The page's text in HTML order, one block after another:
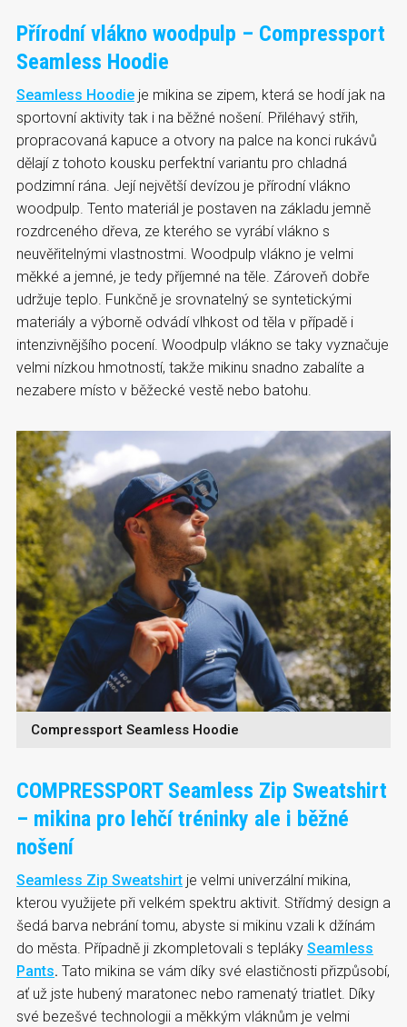
Přírodní vlákno woodpulp – Compressport
Seamless Hoodie
Seamless Hoodie je mikina se zipem, která se hodí jak na
sportovní aktivity tak i na běžné nošení. Přiléhavý střih,
propracovaná kapuce a otvory na palce na konci rukávů
dělají z tohoto kousku perfektní variantu pro chladná
podzimní rána. Její největší devízou je přírodní vlákno
woodpulp. Tento materiál je postaven na základu jemně
rozdrceného dřeva, ze kterého se vyrábí vlákno s
neuvěřitelnými vlastnostmi. Woodpulp vlákno je velmi
měkké a jemné, je tedy příjemné na těle. Zároveň dobře
udržuje teplo. Funkčně je srovnatelný se syntetickými
materiály a výborně odvádí vlhkost od těla v případě i
intenzivnějšího pocení. Woodpulp vlákno se taky vyznačuje
velmi nízkou hmotností, takže mikinu snadno zabalíte a
nezabere místo v běžecké vestě nebo batohu.
Compressport Seamless Hoodie
COMPRESSPORT Seamless Zip Sweatshirt
– mikina pro lehčí tréninky ale i běžné
nošení
Seamless Zip Sweatshirt je velmi univerzální mikina,
kterou využijete při velkém spektru aktivit. Střídmý design a
šedá barva nebrání tomu, abyste si mikinu vzali k džínám
do města. Případně ji zkompletovali s tepláky Seamless
Pants. Tato mikina se vám díky své elastičnosti přizpůsobí,
ať už jste hubený maratonec nebo ramenatý triatlet. Díky
své bezešvé technologii a měkkým vláknům je velmi